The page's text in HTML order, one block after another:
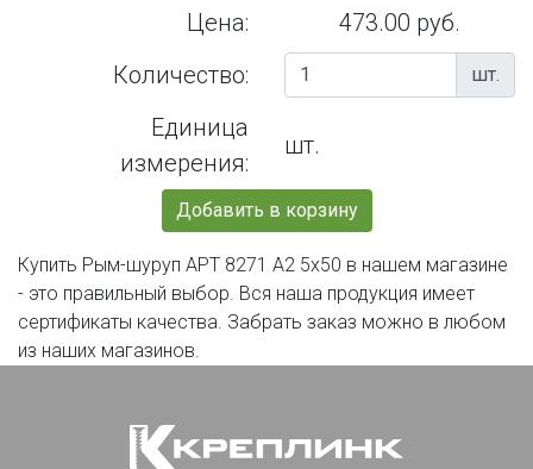
Цена:
473.00 руб.
Количество:
шт.
Единица
измерения:
шт.
Добавить в корзину
Купить Рым-шуруп АРТ 8271 А2 5х50 в нашем магазине
- это правильный выбор. Вся наша продукция имеет
сертификаты качества. Забрать заказ можно в любом
из наших магазинов.